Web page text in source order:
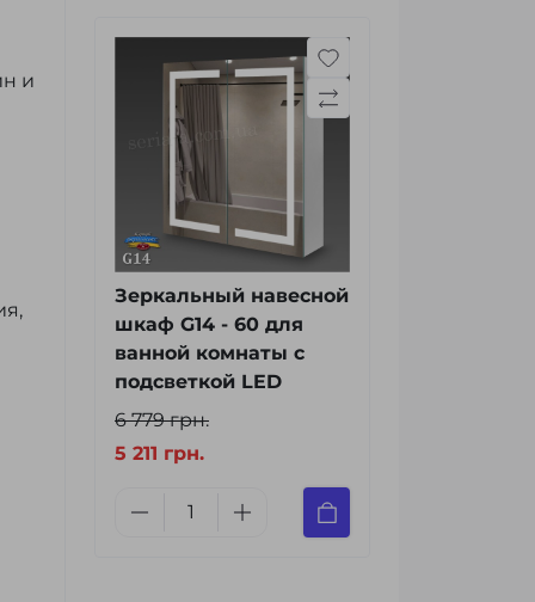
и
Зеркальный навесной
шкаф G14 - 60 для
ванной комнаты с
подсветкой LED
6 779 грн.
5 211 грн.